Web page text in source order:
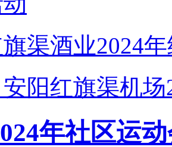
渠酒业2024
阳红旗渠机
年社区运